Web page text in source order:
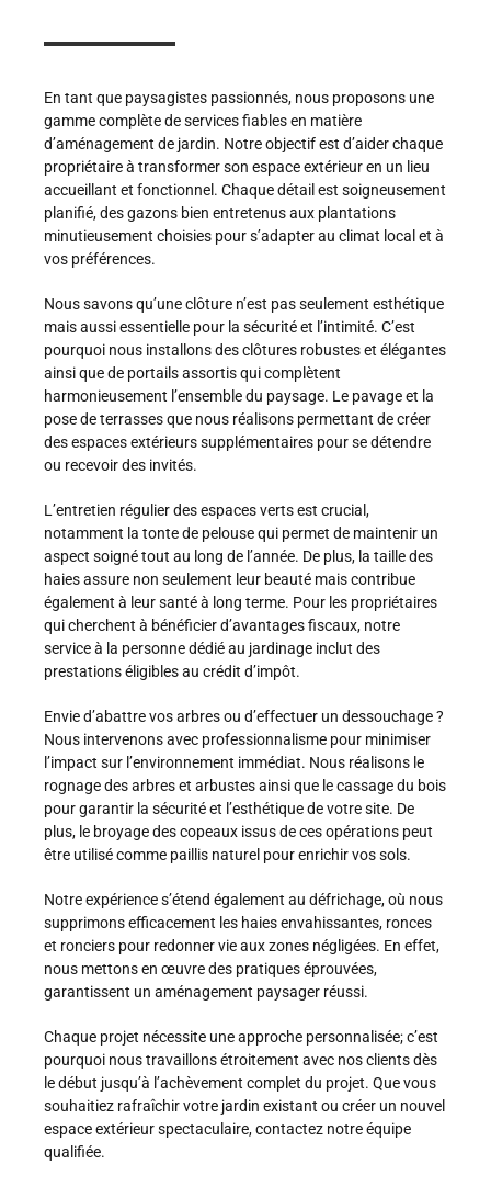
En tant que paysagistes passionnés, nous proposons une
gamme complète de services fiables en matière
d’aménagement de jardin. Notre objectif est d’aider chaque
propriétaire à transformer son espace extérieur en un lieu
accueillant et fonctionnel. Chaque détail est soigneusement
planifié, des gazons bien entretenus aux plantations
minutieusement choisies pour s’adapter au climat local et à
vos préférences.
Nous savons qu’une clôture n’est pas seulement esthétique
mais aussi essentielle pour la sécurité et l’intimité. C’est
pourquoi nous installons des clôtures robustes et élégantes
ainsi que de portails assortis qui complètent
harmonieusement l’ensemble du paysage. Le pavage et la
pose de terrasses que nous réalisons permettant de créer
des espaces extérieurs supplémentaires pour se détendre
ou recevoir des invités.
L’entretien régulier des espaces verts est crucial,
notamment la tonte de pelouse qui permet de maintenir un
aspect soigné tout au long de l’année. De plus, la taille des
haies assure non seulement leur beauté mais contribue
également à leur santé à long terme. Pour les propriétaires
qui cherchent à bénéficier d’avantages fiscaux, notre
service à la personne dédié au jardinage inclut des
prestations éligibles au crédit d’impôt.
Envie d’abattre vos arbres ou d’effectuer un dessouchage ?
Nous intervenons avec professionnalisme pour minimiser
l’impact sur l’environnement immédiat. Nous réalisons le
rognage des arbres et arbustes ainsi que le cassage du bois
pour garantir la sécurité et l’esthétique de votre site. De
plus, le broyage des copeaux issus de ces opérations peut
être utilisé comme paillis naturel pour enrichir vos sols.
Notre expérience s’étend également au défrichage, où nous
supprimons efficacement les haies envahissantes, ronces
et ronciers pour redonner vie aux zones négligées. En effet,
nous mettons en œuvre des pratiques éprouvées,
garantissent un aménagement paysager réussi.
Chaque projet nécessite une approche personnalisée; c’est
pourquoi nous travaillons étroitement avec nos clients dès
le début jusqu’à l’achèvement complet du projet. Que vous
souhaitiez rafraîchir votre jardin existant ou créer un nouvel
espace extérieur spectaculaire, contactez notre équipe
qualifiée.